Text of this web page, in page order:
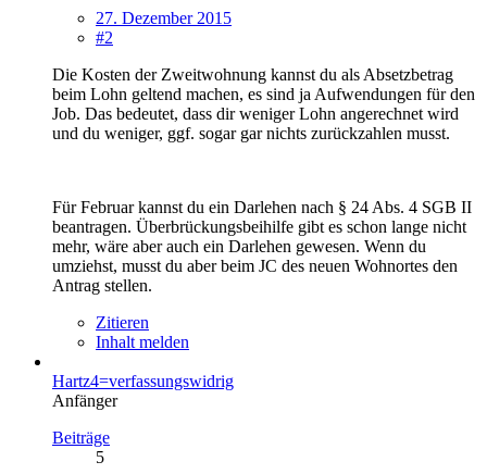
27. Dezember 2015
#2
Die Kosten der Zweitwohnung kannst du als Absetzbetrag
beim Lohn geltend machen, es sind ja Aufwendungen für den
Job. Das bedeutet, dass dir weniger Lohn angerechnet wird
und du weniger, ggf. sogar gar nichts zurückzahlen musst.
Für Februar kannst du ein Darlehen nach § 24 Abs. 4 SGB II
beantragen. Überbrückungsbeihilfe gibt es schon lange nicht
mehr, wäre aber auch ein Darlehen gewesen. Wenn du
umziehst, musst du aber beim JC des neuen Wohnortes den
Antrag stellen.
Zitieren
Inhalt melden
Hartz4=verfassungswidrig
Anfänger
Beiträge
5